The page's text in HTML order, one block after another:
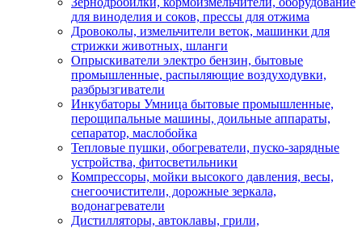
для виноделия и соков, прессы для отжима
Дровоколы, измельчители веток, машинки для
стрижки животных, шланги
Опрыскиватели электро бензин, бытовые
промышленные, распыляющие воздуходувки,
разбрызгиватели
Инкубаторы Умница бытовые промышленные,
перощипальные машины, доильные аппараты,
сепаратор, маслобойка
Тепловые пушки, обогреватели, пуско-зарядные
устройства, фитосветильники
Компрессоры, мойки высокого давления, весы,
снегоочистители, дорожные зеркала,
водонагреватели
Дистилляторы, автоклавы, грили,